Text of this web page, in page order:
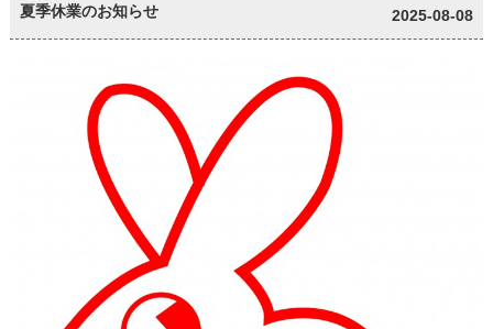
夏季休業のお知らせ 2025-08-08